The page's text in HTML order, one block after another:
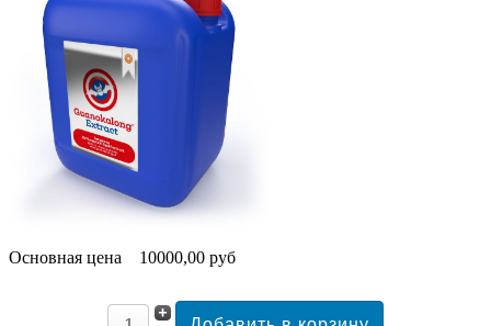
Основная цена 10000,00 руб